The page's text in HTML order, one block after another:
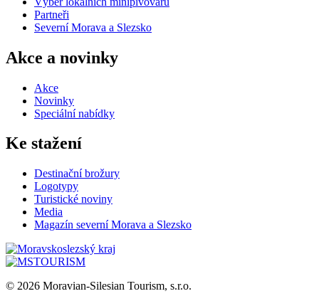
Partneři
Severní Morava a Slezsko
Akce a novinky
Akce
Novinky
Speciální nabídky
Ke stažení
Destinační brožury
Logotypy
Turistické noviny
Media
Magazín severní Morava a Slezsko
© 2026 Moravian-Silesian Tourism, s.r.o.